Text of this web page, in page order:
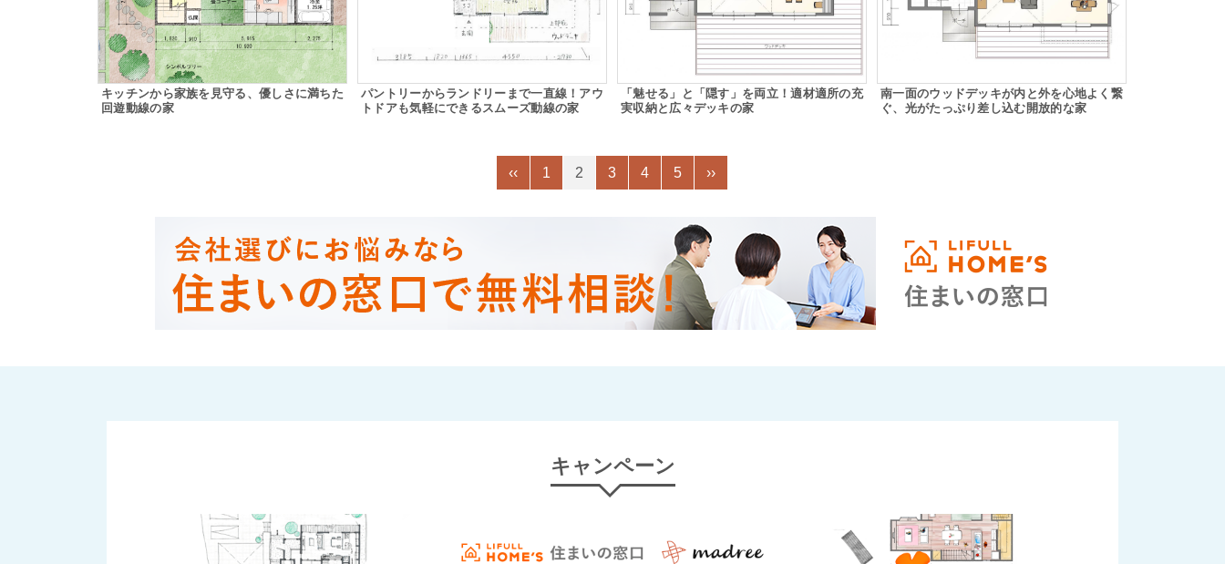
キッチンから家族を見守る、優しさに満ちた
回遊動線の家
パントリーからランドリーまで一直線！アウ
トドアも気軽にできるスムーズ動線の家
「魅せる」と「隠す」を両立！適材適所の充
実収納と広々デッキの家
南一面のウッドデッキが内と外を心地よく繋
ぐ、光がたっぷり差し込む開放的な家
‹‹ 1 2 3 4 5 ››
キャンペーン